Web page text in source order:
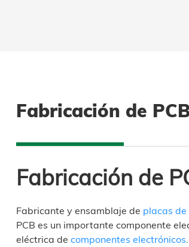
Fabricación de
Fabricación de
Fabricante y ensamblaje de placas
PCB es un importante componente
eléctrica de componentes electrónicos